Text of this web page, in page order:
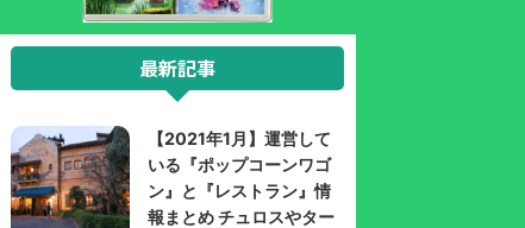
最新記事
【2021年1月】運営して
いる『ポップコーンワゴ
ン』と『レストラン』情
報まとめ チュロスやター